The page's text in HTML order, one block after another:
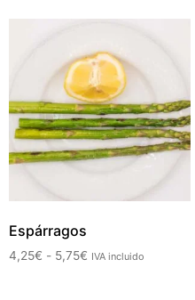
Espárragos
4,25€ - 5,75€ IVA incluido